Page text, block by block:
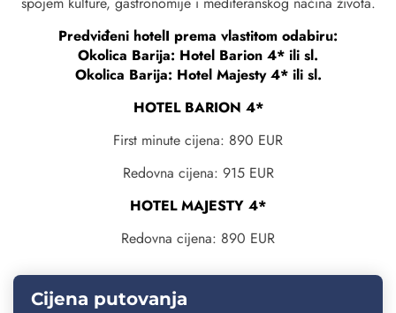
Predviđeni hotelI prema vlastitom odabiru:
Okolica Barija: Hotel Barion 4* ili sl.
Okolica Barija: Hotel Majesty 4* ili sl.
HOTEL BARION 4*
First minute cijena: 890 EUR
Redovna cijena: 915 EUR
HOTEL MAJESTY 4*
Redovna cijena: 890 EUR
Cijena putovanja